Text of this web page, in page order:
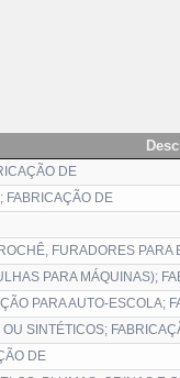
DE
FABRICAÇÃO DE
FURADORES
PARA MÁQUINAS);
PARA AUTO-ESCOLA;
SINTÉTICOS;
DE